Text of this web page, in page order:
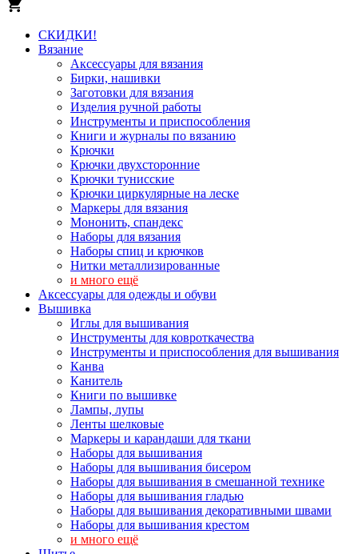
СКИДКИ!
Вязание
Аксессуары для вязания
Бирки, нашивки
Заготовки для вязания
Изделия ручной работы
Инструменты и приспособления
Книги и журналы по вязанию
Крючки
Крючки двухсторонние
Крючки тунисские
Крючки циркулярные на леске
Маркеры для вязания
Мононить, спандекс
Наборы для вязания
Наборы спиц и крючков
Нитки металлизированные
и много ещё
Аксессуары для одежды и обуви
Вышивка
Иглы для вышивания
Инструменты для ковроткачества
Инструменты и приспособления для вышивания
Канва
Канитель
Книги по вышивке
Лампы, лупы
Ленты шелковые
Маркеры и карандаши для ткани
Наборы для вышивания
Наборы для вышивания бисером
Наборы для вышивания в смешанной технике
Наборы для вышивания гладью
Наборы для вышивания декоративными швами
Наборы для вышивания крестом
и много ещё